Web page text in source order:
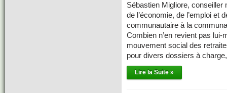
Sébastien Migliore,
de l’économie, de l’emploi et
communautaire à la
Combien n’en revient pas
mouvement social des
pour divers dossiers à
Lire la Suite »